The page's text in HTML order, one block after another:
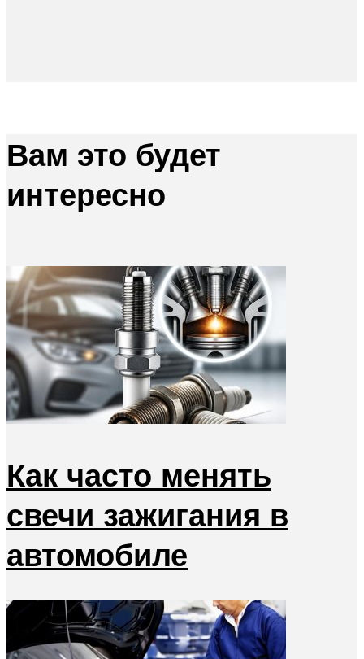
Вам это будет
интересно
Как часто менять
свечи зажигания в
автомобиле